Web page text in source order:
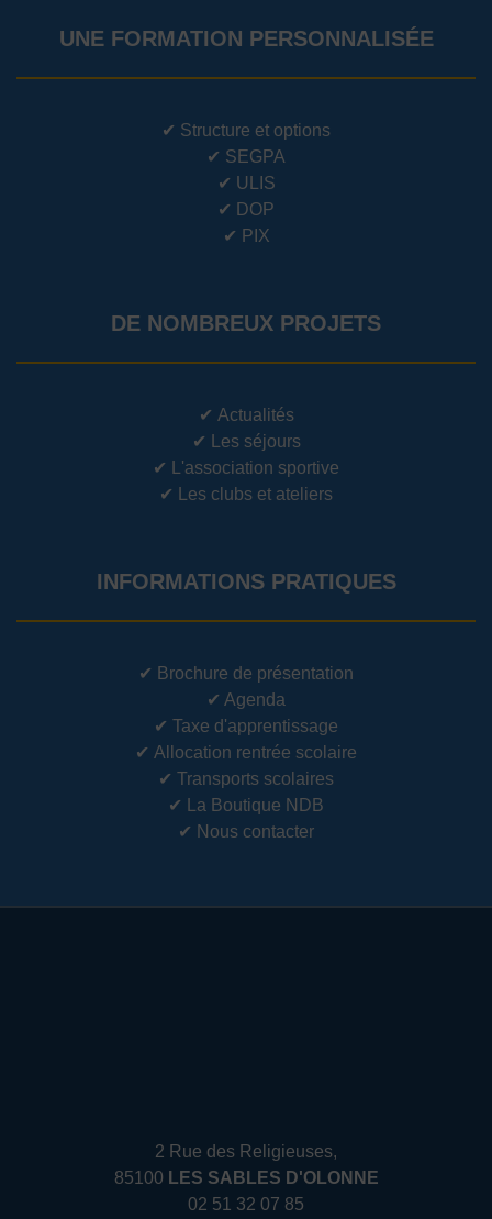
UNE FORMATION PERSONNALISÉE
✔ Structure et options
✔ SEGPA
✔ ULIS
✔ DOP
✔ PIX
DE NOMBREUX PROJETS
✔ Actualités
✔
Les séjours
✔
L'association sportive
✔
Les clubs et ateliers
INFORMATIONS PRATIQUES
✔ Brochure de présentation
✔ Agenda
✔ Taxe d'apprentissage
✔ Allocation rentrée scolaire
✔ Transports scolaires
✔
La Boutique NDB
✔ Nous contacter
2 Rue des Religieuses,
85100 LES SABLES D'OLONNE
02 51 32 07 85